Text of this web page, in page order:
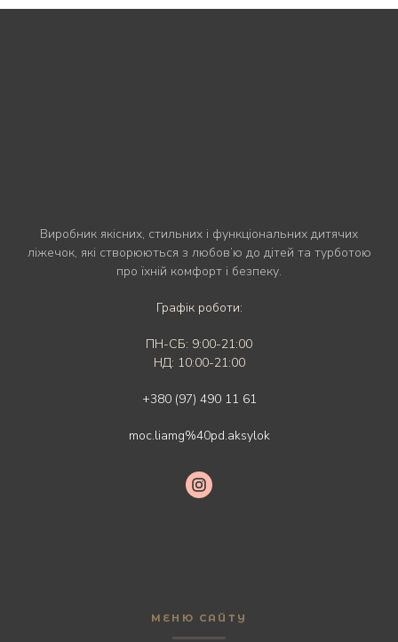
Виробник якісних, стильних і функціональних дитячих
ліжечок, які створюються з любов’ю до дітей та турботою
про їхній комфорт і безпеку.
Графік роботи:
ПН-СБ: 9:00-21:00
НД: 10:00-21:00
+380 (97) 490 11 61
moc.liamg%40pd.aksylok
МЕНЮ САЙТУ